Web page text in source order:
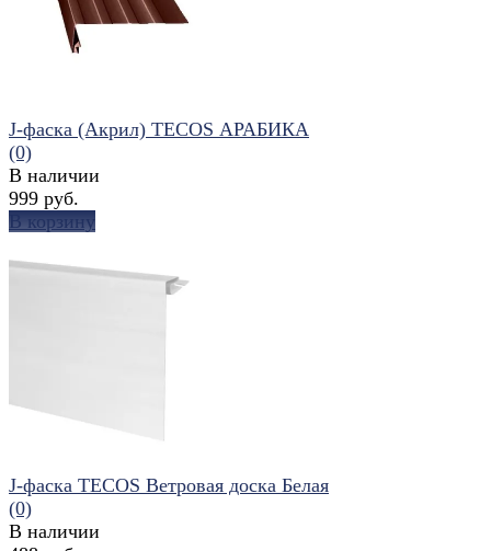
J-фаска (Акрил) TECOS АРАБИКА
(0)
В наличии
999 руб.
В корзину
J-фаска TECOS Ветровая доска Белая
(0)
В наличии